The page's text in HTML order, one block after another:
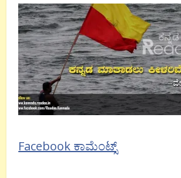
Facebook ಕಾಮೆಂಟ್ಸ್